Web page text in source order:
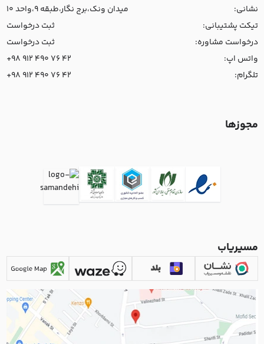
نشانی:
میدان ونک،برج نگار،طبقه 9،واحد 10
تیکت پشتیبانی:
ثبت درخواست
درخواست مشاوره:
ثبت درخواست
واتس اپ:
+98 912 490 76 42
تلگرام:
+98 912 490 76 42
مجوزها
مسیریاب